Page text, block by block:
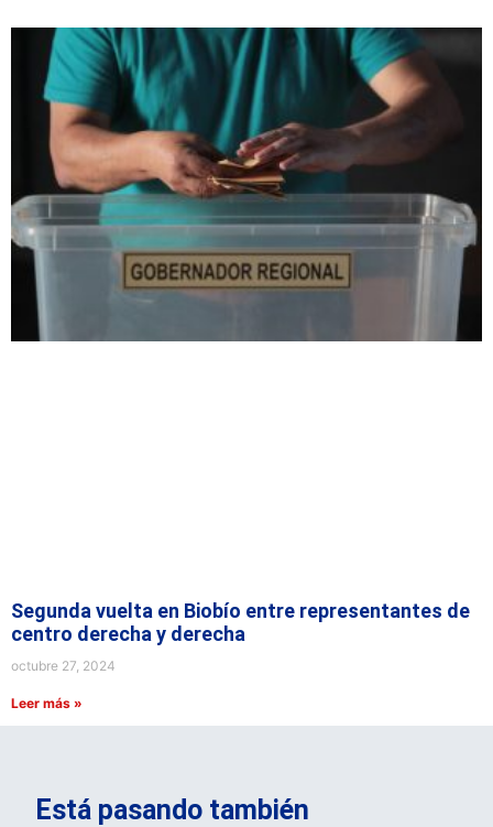
Segunda vuelta en Biobío entre representantes de
centro derecha y derecha
octubre 27, 2024
Leer más »
Está pasando también